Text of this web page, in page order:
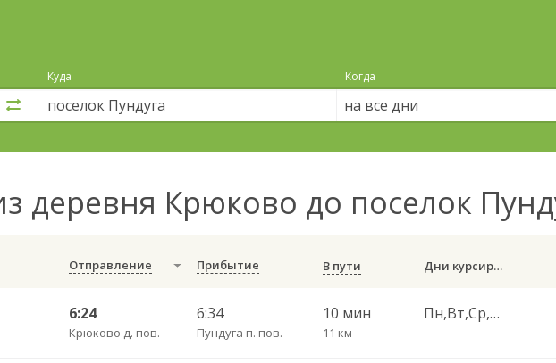
Куда Когда
на все дни
деревня Крюково до поселок
Отправление Прибытие В пути Дни курсирования
6:24
Крюково д. пов.
6:34
Пундуга п. пов.
10 мин
11 км
Пн,Вт,Ср,Чт,Пт